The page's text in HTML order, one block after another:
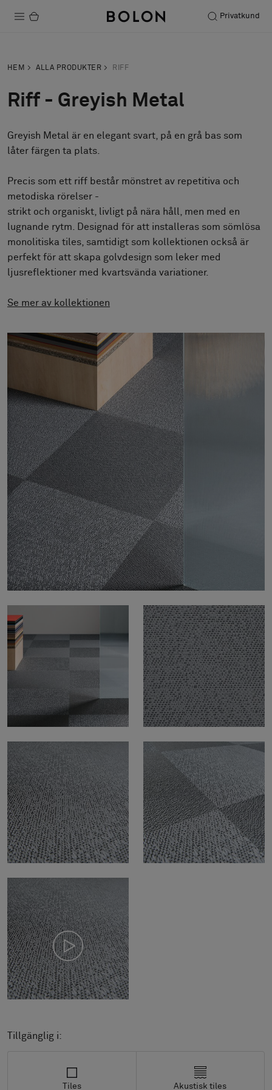
Privatkund
Hållbarhet
Installation
Designsamarbeten
FAQ
Om oss
Pattern Tile Tool
Välj land
HEM ALLA PRODUKTER RIFF
Riff - Greyish Metal
Greyish Metal är en elegant svart, på en grå bas som
låter färgen ta plats.
Precis som ett riff består mönstret av repetitiva och
metodiska rörelser -
strikt och organiskt, livligt på nära håll, men med en
lugnande rytm. Designad för att installeras som sömlösa
monolitiska tiles, samtidigt som kollektionen också är
perfekt för att skapa golvdesign som leker med
ljusreflektioner med kvartsvända variationer.
Se mer av kollektionen
Tillgänglig i:
Tiles Akustisk tiles